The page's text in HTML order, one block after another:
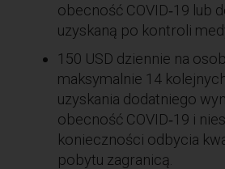
obecność COVID‑19 lub
uzyskaną po kontroli
150 USD dziennie na
maksymalnie 14
uzyskania dodatniego
obecność COVID‑19 i
konieczności odbycia
pobytu zagranicą.